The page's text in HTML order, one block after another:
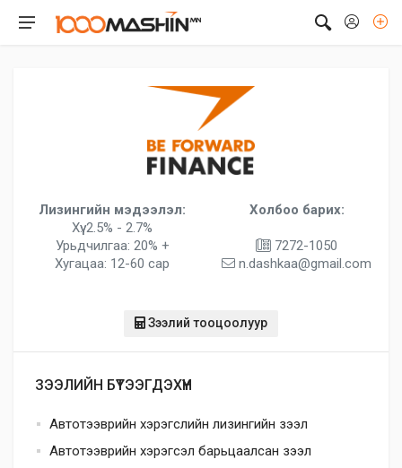
Лизингийн мэдээлэл:
Хүү: 2.5% - 2.7%
Урьдчилгаа: 20% +
Хугацаа: 12-60 сар
Холбоо барих:
7272-1050
n.dashkaa@gmail.com
Зээлий тооцоолуур
ЗЭЭЛИЙН БҮТЭЭГДЭХҮҮН
Автотээврийн хэрэгслийн лизингийн зээл
Автотээврийн хэрэгсэл барьцаалсан зээл